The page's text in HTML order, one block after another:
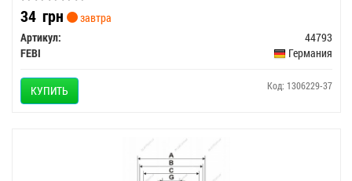
34 грн
завтра
Артикул:
44793
FEBI
Германия
КУПИТЬ Код: 1306229-37